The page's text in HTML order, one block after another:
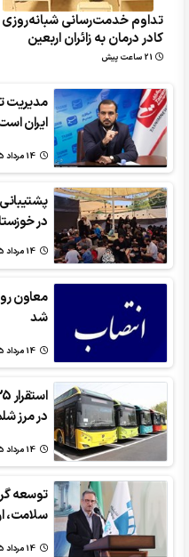
تداوم خدمت‌رسانی شبانه‌روزی
کادر درمان به زائران اربعین
21 ساعت پیش
مدیریت
ایران
14 مرداد 1405 - 18:17
در
14 مرداد 1405 - 18:08
معاون
شد
14 مرداد 1405 - 18:07
در مرز
14 مرداد 1405 - 15:58
توسعه
سلامت،
14 مرداد 1405 - 15:08